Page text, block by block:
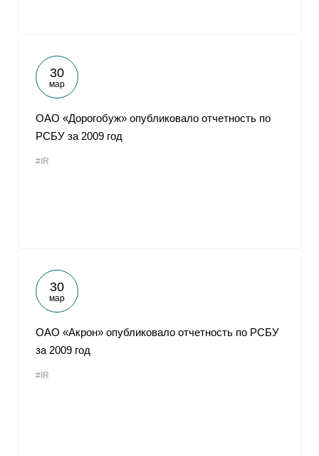
30
мар
ОАО «Дорогобуж» опубликовало отчетность по
РСБУ за 2009 год
#IR
30
мар
ОАО «Акрон» опубликовало отчетность по РСБУ
за 2009 год
#IR